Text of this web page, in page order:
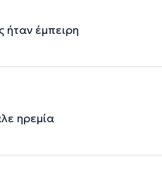
ήταν έμπειρη
ηρεμία